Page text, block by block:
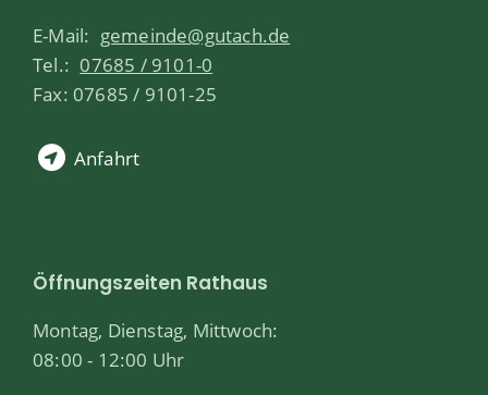
E-Mail: gemeinde@gutach.de
Tel.: 07685 / 9101-0
Fax: 07685 / 9101-25
Anfahrt
Öffnungszeiten Rathaus
Montag, Dienstag, Mittwoch:
08:00 - 12:00 Uhr